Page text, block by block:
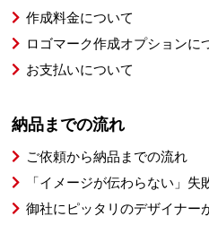
作成料金について
ロゴマーク作成オプションに
お支払いについて
納品までの流れ
ご依頼から納品までの流れ
「イメージが伝わらない」
御社にピッタリのデザイナー